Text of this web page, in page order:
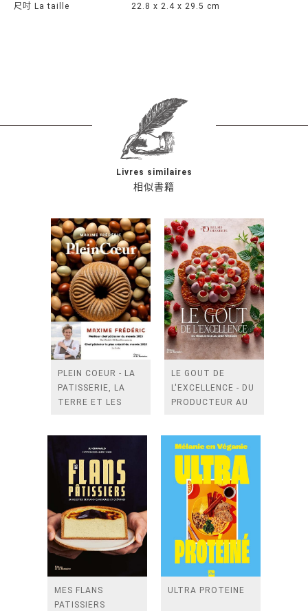
尺吋 La taille
22.8 x 2.4 x 29.5 cm
相似書籍
Livres similaires
PLEIN COEUR - LA
PATISSERIE, LA
TERRE ET LES
REPORTAGES DE
NOTRE TERROIR
LE GOUT DE
L'EXCELLENCE - DU
PRODUCTEUR AU
MES FLANS
PATISSIERS
ULTRA PROTEINE